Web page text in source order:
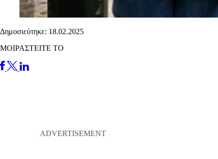
Δημοσιεύτηκε: 18.02.2025
ΜΟΙΡΑΣΤΕΙΤΕ ΤΟ